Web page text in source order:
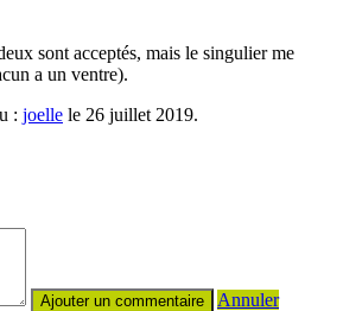
sont acceptés, mais le singulier me
a un ventre).
: joelle le 26 juillet 2019.
Annuler